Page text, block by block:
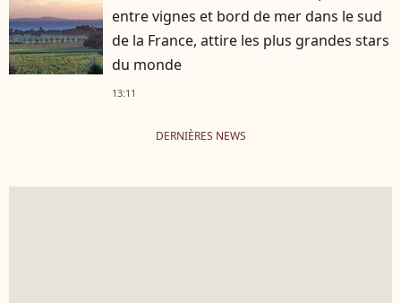
entre vignes et bord de mer dans le sud
de la France, attire les plus grandes stars
du monde
13:11
DERNIÈRES NEWS